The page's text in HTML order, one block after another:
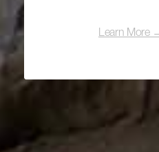
Learn More